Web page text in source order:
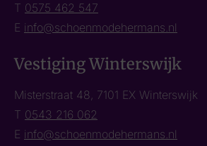
T 0575 462 547
E info@schoenmodehermans.nl
Vestiging Winterswijk
Misterstraat 48, 7101 EX Winterswijk
T 0543 216 062
E info@schoenmodehermans.nl